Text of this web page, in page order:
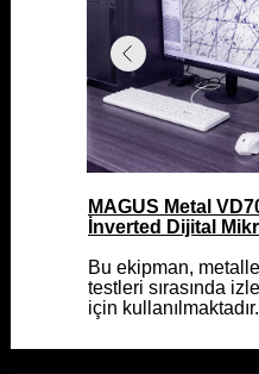
MAGUS Metal
İnverted Dijital
Bu ekipman,
testleri sırasında
için kullanılmaktadır.
MAGUS Metal
İnverted Dijital
Bu ekipman,
testleri sırasında
için kullanılmaktadır.